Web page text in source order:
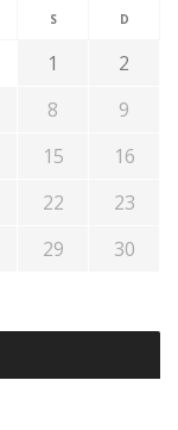
S D
1
2
8
9
15
16
22
23
29
30